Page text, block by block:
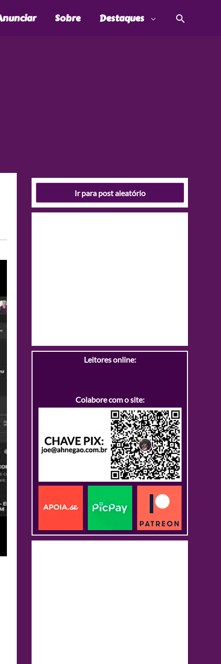
Sobre Destaques
Ir para post aleatório
Leitores online:
Colabore com o site: